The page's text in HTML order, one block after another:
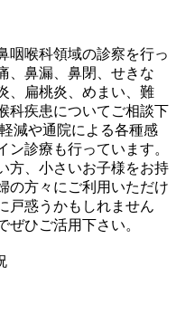
咽喉科領域の診察を行っ
、鼻漏、鼻閉、せきな
、扁桃炎、めまい、難
科疾患についてご相談下
減や通院による各種感
診療も行っています。
方、小さいお子様をお持
の方々にご利用いただけ
戸惑うかもしれません
ぜひご活用下さい。